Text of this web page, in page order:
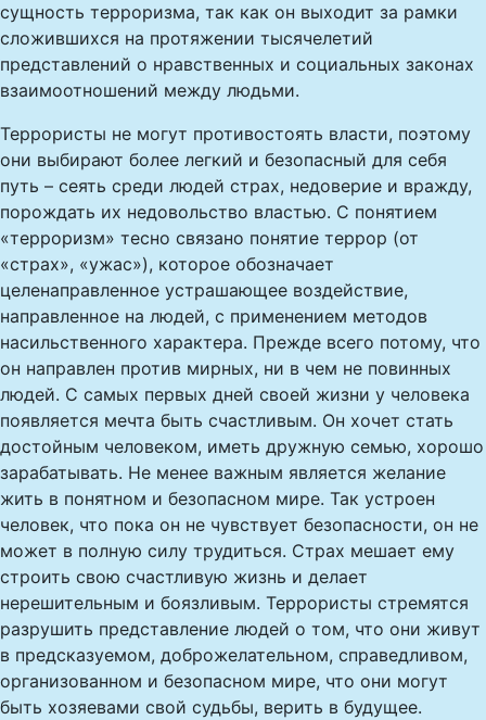
сущность терроризма, так как он выходит за рамки
сложившихся на протяжении тысячелетий
представлений о нравственных и социальных законах
взаимоотношений между людьми.
Террористы не могут противостоять власти, поэтому
они выбирают более легкий и безопасный для себя
путь – сеять среди людей страх, недоверие и вражду,
порождать их недовольство властью. С понятием
«терроризм» тесно связано понятие террор (от
«страх», «ужас»), которое обозначает
целенаправленное устрашающее воздействие,
направленное на людей, с применением методов
насильственного характера. Прежде всего потому, что
он направлен против мирных, ни в чем не повинных
людей. С самых первых дней своей жизни у человека
появляется мечта быть счастливым. Он хочет стать
достойным человеком, иметь дружную семью, хорошо
зарабатывать. Не менее важным является желание
жить в понятном и безопасном мире. Так устроен
человек, что пока он не чувствует безопасности, он не
может в полную силу трудиться. Страх мешает ему
строить свою счастливую жизнь и делает
нерешительным и боязливым. Террористы стремятся
разрушить представление людей о том, что они живут
в предсказуемом, доброжелательном, справедливом,
организованном и безопасном мире, что они могут
быть хозяевами свой судьбы, верить в будущее.